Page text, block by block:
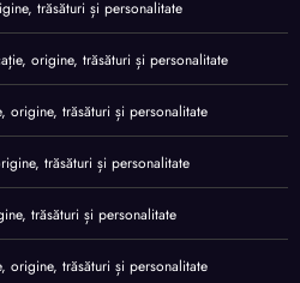
trăsături și personalitate
origine, trăsături și personalitate
origine, trăsături și personalitate
trăsături și personalitate
trăsături și personalitate
origine, trăsături și personalitate